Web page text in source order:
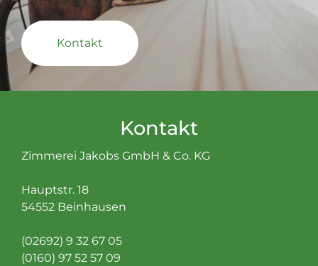
Kontakt
Kontakt
Zimmerei Jakobs GmbH & Co. KG
Hauptstr. 18
54552 Beinhausen
(02692) 9 32 67 05
(0160) 97 52 57 09